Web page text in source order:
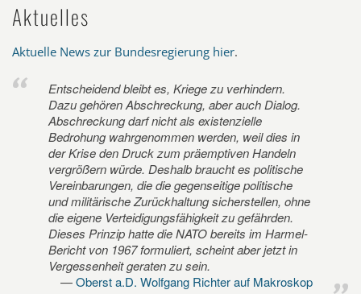
Aktuelles
Aktuelle News zur Bundesregierung hier.
Entscheidend bleibt es, Kriege zu verhindern.
Dazu gehören Abschreckung, aber auch Dialog.
Abschreckung darf nicht als existenzielle
Bedrohung wahrgenommen werden, weil dies in
der Krise den Druck zum präemptiven Handeln
vergrößern würde. Deshalb braucht es politische
Vereinbarungen, die die gegenseitige politische
und militärische Zurückhaltung sicherstellen, ohne
die eigene Verteidigungsfähigkeit zu gefährden.
Dieses Prinzip hatte die NATO bereits im Harmel-
Bericht von 1967 formuliert, scheint aber jetzt in
Vergessenheit geraten zu sein.
Oberst a.D. Wolfgang Richter auf Makroskop